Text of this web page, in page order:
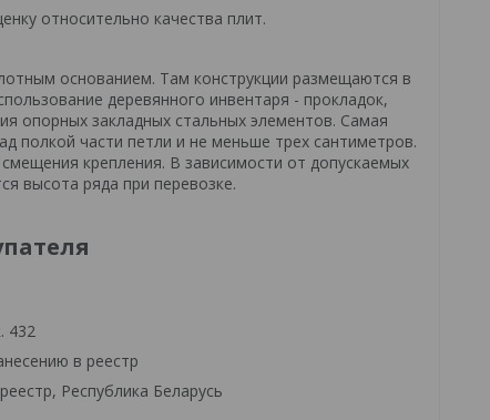
относительно качества плит.
основанием. Там конструкции размещаются в
деревянного инвентаря - прокладок,
опорных закладных стальных элементов. Самая
части петли и не меньше трех сантиметров.
крепления. В зависимости от допускаемых
высота ряда при перевозке.
432
в реестр
Республика Беларусь